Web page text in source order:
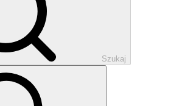
Szukaj